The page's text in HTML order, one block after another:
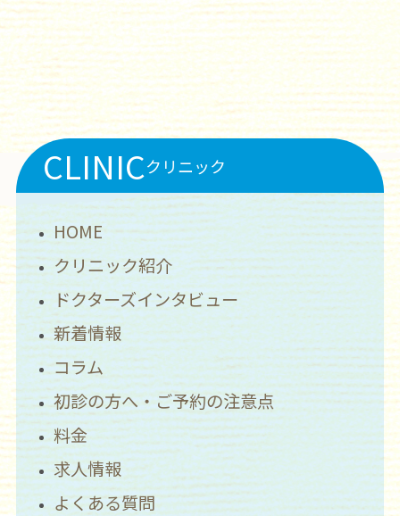
CLINICクリニック
HOME
クリニック紹介
ドクターズインタビュー
新着情報
コラム
初診の方へ・ご予約の注意点
料金
求人情報
よくある質問